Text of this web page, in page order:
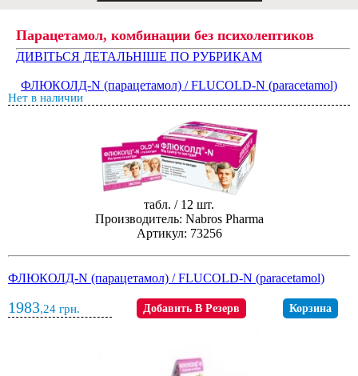
Парацетамол, комбинации без психолептиков
ДИВІТЬСЯ ДЕТАЛЬНІШЕ ПО РУБРИКАМ
ФЛЮКОЛД-N (парацетамол) / FLUCOLD-N (paracetamol)
Нет в наличии
табл. / 12 шт.
Производитель: Nabros Pharma
Артикул: 73256
ФЛЮКОЛД-N (парацетамол) / FLUCOLD-N (paracetamol)
1983,24 грн. Добавить В Резерв Корзина